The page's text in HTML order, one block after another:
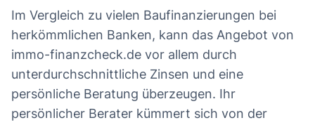
Im Vergleich zu vielen Baufinanzierungen bei
herkömmlichen Banken, kann das Angebot von
immo-finanzcheck.de vor allem durch
unterdurchschnittliche Zinsen und eine
persönliche Beratung überzeugen. Ihr
persönlicher Berater kümmert sich von der